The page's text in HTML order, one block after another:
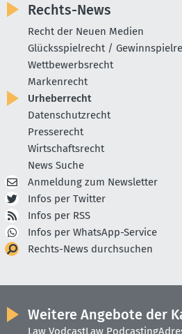
Rechts-News
Recht der Neuen Medien
Glücksspielrecht /
Wettbewerbsrecht
Markenrecht
Urheberrecht
Datenschutzrecht
Presserecht
Wirtschaftsrecht
News Suche
Anmeldung zum Newsletter
Infos per Twitter
Infos per RSS
Infos per WhatsApp-Service
Rechts-News durchsuchen
Weitere Angebote der
Law VodcastLaw Podcasting